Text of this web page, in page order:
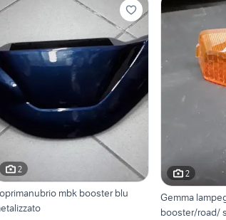
2
mbk booster blu
2
Gemma
booster/road/